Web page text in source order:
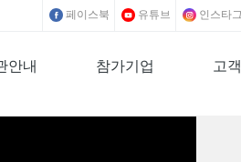
페이스북 유튜브 인스타
안내 참가기업 고